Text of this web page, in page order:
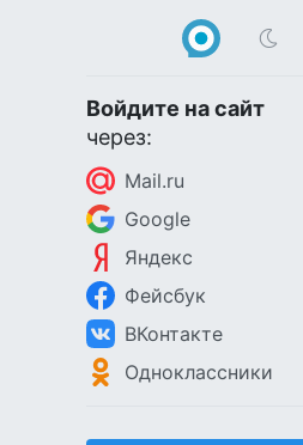
Войдите на сайт
через:
Mail.ru
Google
Яндекс
Фейсбук
ВКонтакте
Одноклассники